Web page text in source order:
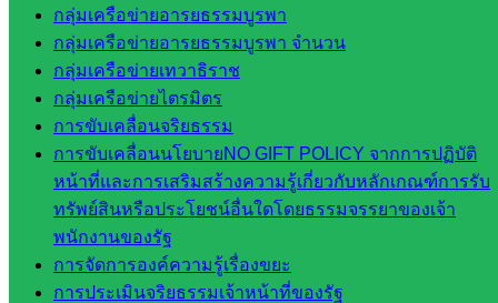
กลุ่มเครือข่ายอารยธรรมบูรพา
กลุ่มเครือข่ายอารยธรรมบูรพา จำนวน
กลุ่มเครือข่ายเทวาธิราช
กลุ่มเครือข่ายไตรมิตร
การขับเคลื่อนจริยธรรม
การขับเคลื่อนนโยบายNO GIFT POLICY จากการปฏิบัติ
หน้าที่และการเสริมสร้างความรู้เกี่ยวกับหลักเกณฑ์การรับ
ทรัพย์สินหรือประโยชน์อื่นใดโดยธรรมจรรยาของเจ้า
พนักงานของรัฐ
การจัดการองค์ความรู้เรื่องขยะ
การประเมินจริยธรรมเจ้าหน้าที่ของรัฐ
ส.ก.ส.ค.
จังหวัด
สระแก้ว
สพป.
สระแก้ว
เขต 1
สพป.สระแก้ว
เขต 2
โรงเรียน
ในสังกัด